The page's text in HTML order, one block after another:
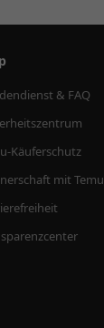
& FAQ
Käuferschutz
mit Temu